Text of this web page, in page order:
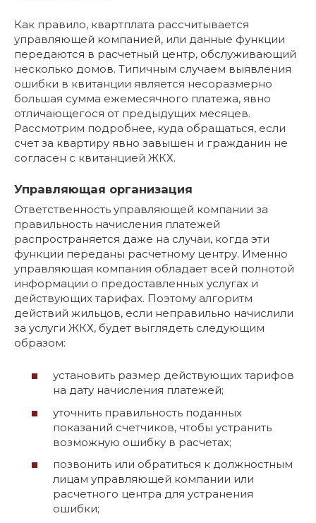
Как правило, квартплата рассчитывается
управляющей компанией, или данные функции
передаются в расчетный центр, обслуживающий
несколько домов. Типичным случаем выявления
ошибки в квитанции является несоразмерно
большая сумма ежемесячного платежа, явно
отличающегося от предыдущих месяцев.
Рассмотрим подробнее, куда обращаться, если
счет за квартиру явно завышен и гражданин не
согласен с квитанцией ЖКХ.
Управляющая организация
Ответственность управляющей компании за
правильность начисления платежей
распространяется даже на случаи, когда эти
функции переданы расчетному центру. Именно
управляющая компания обладает всей полнотой
информации о предоставленных услугах и
действующих тарифах. Поэтому алгоритм
действий жильцов, если неправильно начислили
за услуги ЖКХ, будет выглядеть следующим
образом:
установить размер действующих тарифов
на дату начисления платежей;
уточнить правильность поданных
показаний счетчиков, чтобы устранить
возможную ошибку в расчетах;
позвонить или обратиться к должностным
лицам управляющей компании или
расчетного центра для устранения
ошибки;